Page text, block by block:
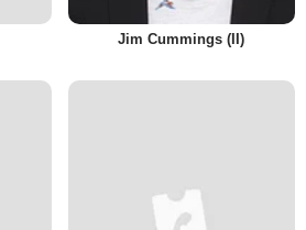
Jim Cummings (II)